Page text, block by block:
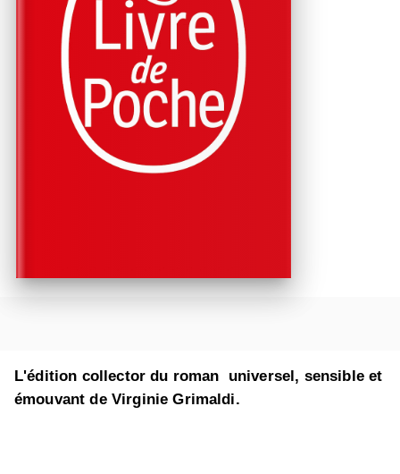
L'édition collector du roman universel, sensible et
émouvant de Virginie Grimaldi.